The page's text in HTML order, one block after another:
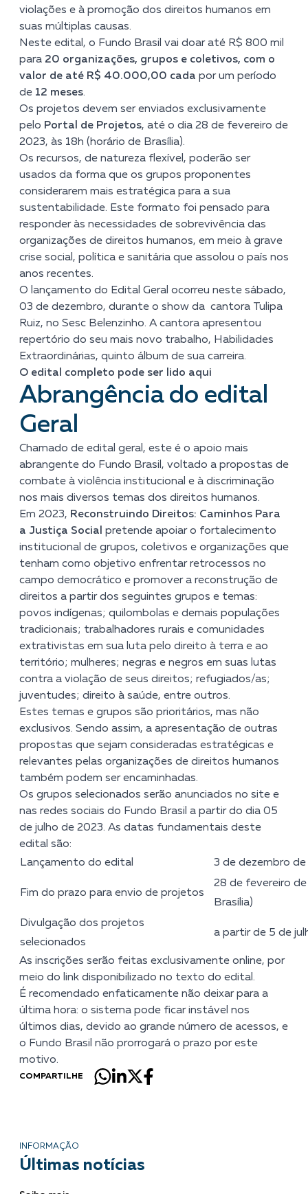
violações e à promoção dos direitos humanos em
suas múltiplas causas.
Neste edital, o Fundo Brasil vai doar até R$ 800 mil
para 20 organizações, grupos e coletivos, com o
valor de até R$ 40.000,00 cada por um período
de 12 meses.
Os projetos devem ser enviados exclusivamente
pelo Portal de Projetos, até o dia 28 de fevereiro de
2023, às 18h (horário de Brasília).
Os recursos, de natureza flexível, poderão ser
usados da forma que os grupos proponentes
considerarem mais estratégica para a sua
sustentabilidade. Este formato foi pensado para
responder às necessidades de sobrevivência das
organizações de direitos humanos, em meio à grave
crise social, política e sanitária que assolou o país nos
anos recentes.
O lançamento do Edital Geral ocorreu neste sábado,
03 de dezembro, durante o show da cantora Tulipa
Ruiz, no Sesc Belenzinho. A cantora apresentou
repertório do seu mais novo trabalho, Habilidades
Extraordinárias, quinto álbum de sua carreira.
O edital completo pode ser lido aqui
Abrangência do edital
Geral
Chamado de edital geral, este é o apoio mais
abrangente do Fundo Brasil, voltado a propostas de
combate à violência institucional e à discriminação
nos mais diversos temas dos direitos humanos.
Em 2023, Reconstruindo Direitos: Caminhos Para
a Justiça Social pretende apoiar o fortalecimento
institucional de grupos, coletivos e organizações que
tenham como objetivo enfrentar retrocessos no
campo democrático e promover a reconstrução de
direitos a partir dos seguintes grupos e temas:
povos indígenas; quilombolas e demais populações
tradicionais; trabalhadores rurais e comunidades
extrativistas em sua luta pelo direito à terra e ao
território; mulheres; negras e negros em suas lutas
contra a violação de seus direitos; refugiados/as;
juventudes; direito à saúde, entre outros.
Estes temas e grupos são prioritários, mas não
exclusivos. Sendo assim, a apresentação de outras
propostas que sejam consideradas estratégicas e
relevantes pelas organizações de direitos humanos
também podem ser encaminhadas.
Os grupos selecionados serão anunciados no site e
nas redes sociais do Fundo Brasil a partir do dia 05
de julho de 2023. As datas fundamentais deste
edital são:
Lançamento do edital
3 de dezembro
Fim do prazo para envio de projetos
28 de fevereiro
Brasília)
Divulgação dos projetos
selecionados
a partir de 5 de
As inscrições serão feitas exclusivamente online, por
meio do link disponibilizado no texto do edital.
É recomendado enfaticamente não deixar para a
última hora: o sistema pode ficar instável nos
últimos dias, devido ao grande número de acessos, e
o Fundo Brasil não prorrogará o prazo por este
motivo.
COMPARTILHE
INFORMAÇÃO
Últimas notícias